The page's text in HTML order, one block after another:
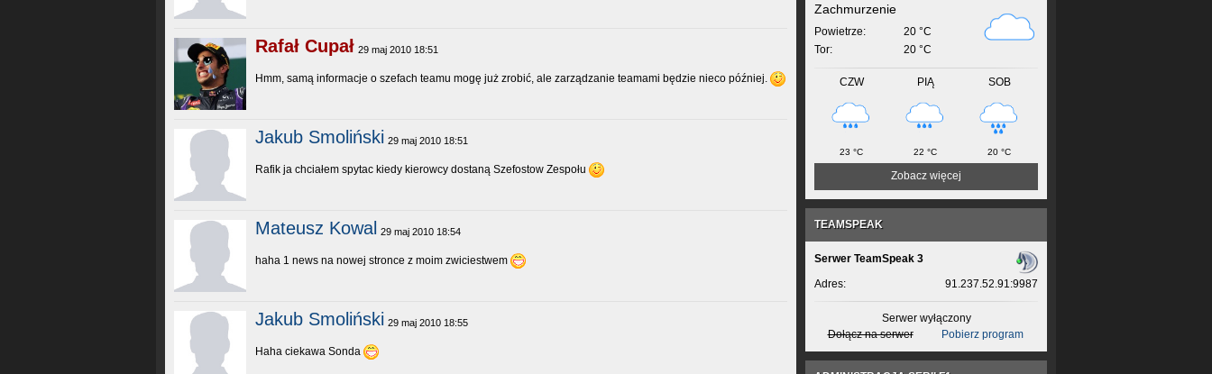
Rafał Cupał 29 maj 2010 18:51
Hmm, samą informacje o szefach teamu mogę już zrobić, ale zarządzanie teamami będzie nieco później.
Jakub Smoliński 29 maj 2010 18:51
Rafik ja chciałem spytac kiedy kierowcy dostaną Szefostow Zespołu
Mateusz Kowal 29 maj 2010 18:54
haha 1 news na nowej stronce z moim zwiciestwem
Jakub Smoliński 29 maj 2010 18:55
Haha ciekawa Sonda
Zachmurzenie
Powietrze:
20 °C
Tor:
20 °C
CZW
23 °C
PIĄ
22 °C
SOB
20 °C
Zobacz więcej
TEAMSPEAK
Serwer TeamSpeak 3
Adres:
91.237.52.91:9987
Serwer wyłączony
Dołącz na serwer
Pobierz program